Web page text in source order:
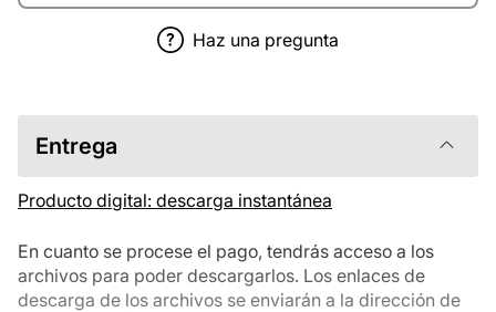
Haz una pregunta
Entrega
Producto digital: descarga instantánea
En cuanto se procese el pago, tendrás acceso a los
archivos para poder descargarlos. Los enlaces de
descarga de los archivos se enviarán a la dirección de